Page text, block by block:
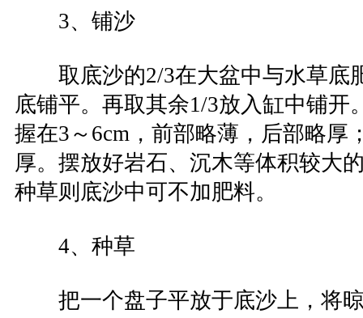
3、铺沙
取底沙的2/3在大盆中与水草底
底铺平。再取其余1/3放入缸中铺开
握在3～6cm，前部略薄，后部略厚
厚。摆放好岩石、沉木等体积较大
种草则底沙中可不加肥料。
4、种草
把一个盘子平放于底沙上，将晾